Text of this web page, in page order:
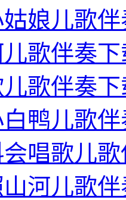
娘儿歌
歌伴奏下
歌伴奏下
鸭儿歌伴
唱歌儿
河儿歌伴